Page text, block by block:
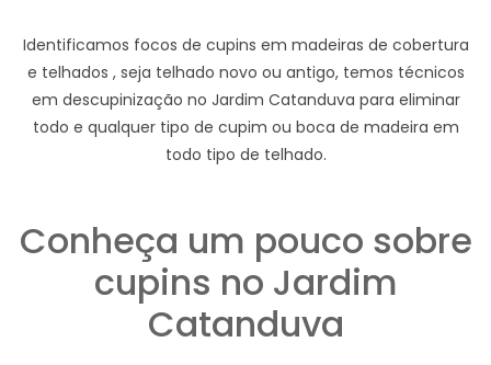
Identificamos focos de cupins em madeiras de cobertura
e telhados , seja telhado novo ou antigo, temos técnicos
em descupinização no Jardim Catanduva para eliminar
todo e qualquer tipo de cupim ou boca de madeira em
todo tipo de telhado.
Conheça um pouco sobre
cupins no Jardim
Catanduva